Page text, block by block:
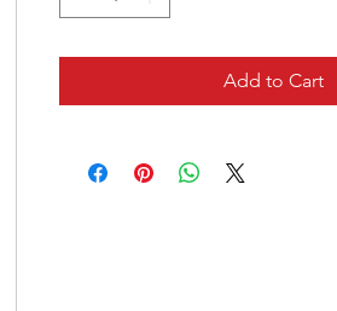
Add to Cart